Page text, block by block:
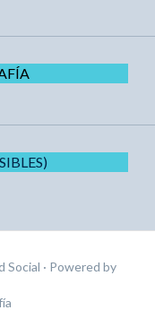
Social · Powered by